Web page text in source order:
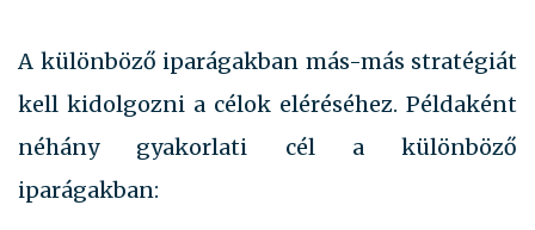
A különböző iparágakban más-más stratégiát
kell kidolgozni a célok eléréséhez. Példaként
néhány gyakorlati cél a különböző
iparágakban: